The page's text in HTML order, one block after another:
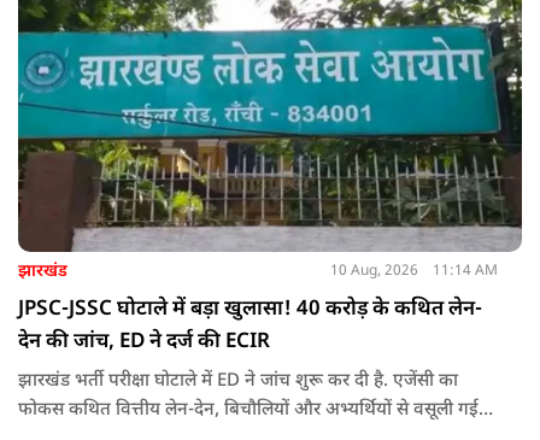
झारखंड 10 Aug, 2026 11:14 AM
JPSC-JSSC घोटाले में बड़ा खुलासा! 40 करोड़ के कथित लेन-
देन की जांच, ED ने दर्ज की ECIR
झारखंड भर्ती परीक्षा घोटाले में ED ने जांच शुरू कर दी है. एजेंसी का
फोकस कथित वित्तीय लेन-देन, बिचौलियों और अभ्यर्थियों से वसूली गई